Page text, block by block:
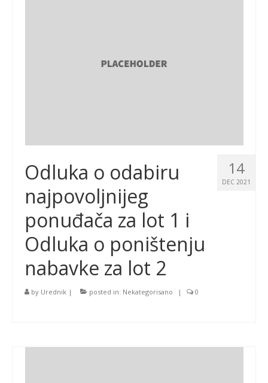
14
DEC 2021
Odluka o odabiru
najpovoljnijeg
ponuđača za lot 1 i
Odluka o poništenju
nabavke za lot 2
by Urednik | posted in: Nekategorisano | 0